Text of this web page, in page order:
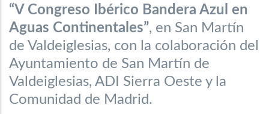
“V Congreso Ibérico Bandera Azul en
Aguas Continentales”, en San Martín
de Valdeiglesias, con la colaboración del
Ayuntamiento de San Martín de
Valdeiglesias, ADI Sierra Oeste y la
Comunidad de Madrid.